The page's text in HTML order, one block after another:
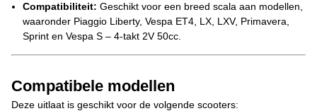
Compatibiliteit: Geschikt voor een breed scala aan modellen,
waaronder Piaggio Liberty, Vespa ET4, LX, LXV, Primavera,
Sprint en Vespa S – 4-takt 2V 50cc.
Compatibele modellen
Deze uitlaat is geschikt voor de volgende scooters: